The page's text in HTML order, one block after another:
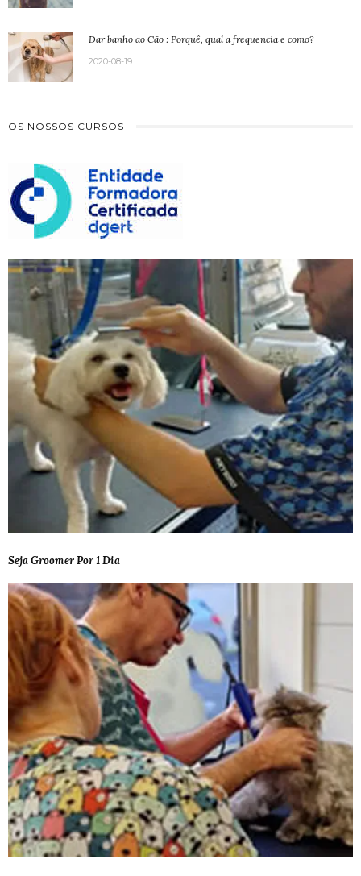
Dar banho ao Cão : Porquê, qual a frequencia e como?
2020-08-19
OS NOSSOS CURSOS
Seja Groomer Por 1 Dia